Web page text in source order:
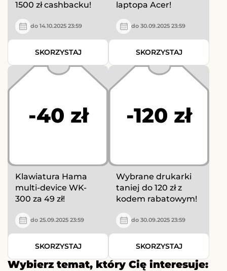
Wybierz temat, który Cię interesuje:
1500 zł cashbacku!
do 14.10.2025 23:59
SKORZYSTAJ
laptopa Acer!
do 30.09.2025 23:59
SKORZYSTAJ
-40 zł
Klawiatura Hama
multi-device WK-
300 za 49 zł!
do 25.09.2025 23:59
SKORZYSTAJ
-120 zł
Wybrane drukarki
taniej do 120 zł z
kodem rabatowym!
do 30.09.2025 23:59
SKORZYSTAJ